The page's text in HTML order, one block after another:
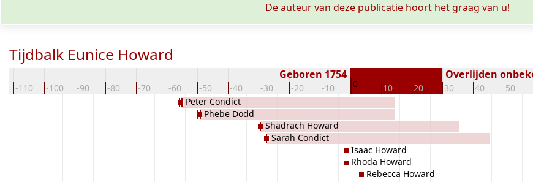
De auteur van deze publicatie hoort het graag van u!
Tijdbalk Eunice Howard
-110 -100 -90 -80 -70 -60 -50 -40 -30 -20 -10 0 10 20 30 40 50
Geboren 1754 Overlijden
Peter Condict
Phebe Dodd
Shadrach Howard
Sarah Condict
Isaac Howard
Rhoda Howard
Rebecca Howard